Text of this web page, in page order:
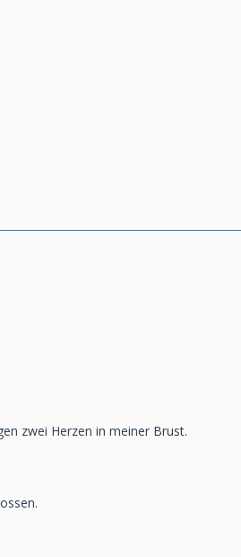
zwei Herzen in meiner Brust.